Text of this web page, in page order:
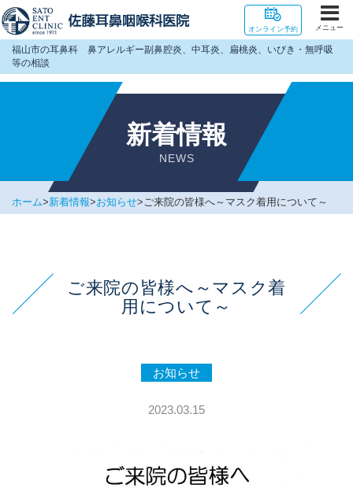
福山市の耳鼻科 鼻アレルギー副鼻腔炎、中耳炎、扁桃炎、いびき・無呼吸
等の相談
オンライン予約 メニュー
新着情報
NEWS
ホーム>新着情報>お知らせ>ご来院の皆様へ～マスク着用について～
ご来院の皆様へ～マスク着
用について～
お知らせ
2023.03.15